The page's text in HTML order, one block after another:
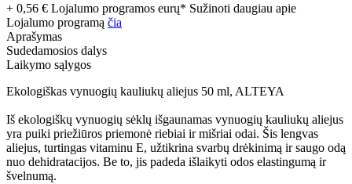
+ 0,56 € Lojalumo programos eurų* Sužinoti daugiau apie
Lojalumo programą čia
Aprašymas
Sudedamosios dalys
Laikymo sąlygos
Ekologiškas vynuogių kauliukų aliejus 50 ml, ALTEYA
Iš ekologiškų vynuogių sėklų išgaunamas vynuogių kauliukų aliejus
yra puiki priežiūros priemonė riebiai ir mišriai odai. Šis lengvas
aliejus, turtingas vitaminu E, užtikrina svarbų drėkinimą ir saugo odą
nuo dehidratacijos. Be to, jis padeda išlaikyti odos elastingumą ir
švelnumą.